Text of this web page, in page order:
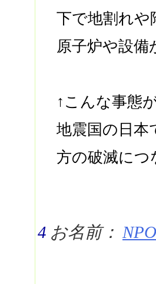
下で地割れや
原子炉や設
↑こんな事態
地震国の日本
方の破滅につ
4 お名前：